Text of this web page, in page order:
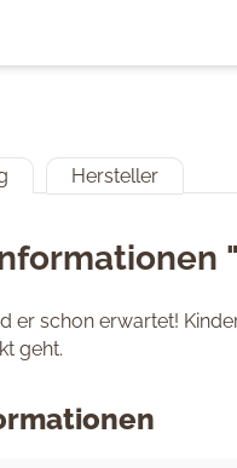
Hersteller
er schon erwartet!
geht.